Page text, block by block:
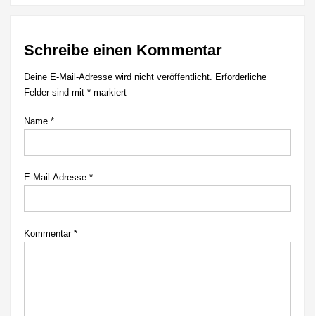
Schreibe einen Kommentar
Deine E-Mail-Adresse wird nicht veröffentlicht. Erforderliche
Felder sind mit* markiert
Name*
E-Mail-Adresse*
Kommentar*